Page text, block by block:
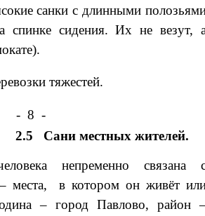
санки с длинными
спинке сидения. Их не везут,
тяжестей.
- 8 -
2.5 Сани местных жителей.
непременно связана
места, в котором он живёт
– город Павлово, район